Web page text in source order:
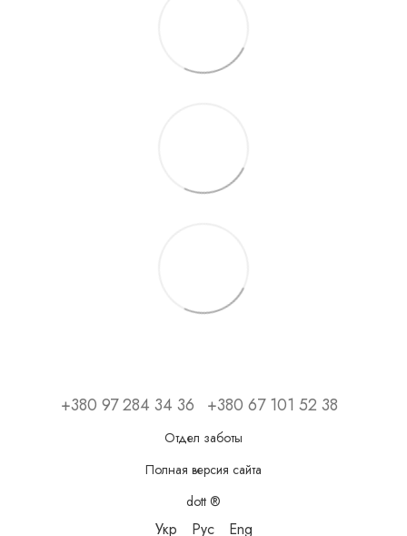
+380 97 284 34 36 +380 67 101 52 38
Отдел заботы
Полная версия сайта
dott ®
Укр Рус Eng